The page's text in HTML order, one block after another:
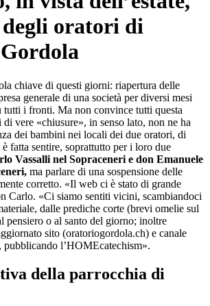
oratori di
chiave di questi giorni: riapertura delle
generale di una società per diversi mesi
tutti i fronti. Ma non convince tutti questa
vere «chiusure», in senso lato, non ne ha
dei bambini nei locali dei due oratori, di
fatta sentire, soprattutto per i loro due
Vassalli nel Sopraceneri e don Emanuele
ma parlare di una sospensione delle
corretto. «Il web ci è stato di grande
Carlo. «Ci siamo sentiti vicini, scambiandoci
dalle prediche corte (brevi omelie sul
pensiero o al santo del giorno; inoltre
sito (oratoriogordola.ch) e canale
pubblicando l’HOMEcatechism».
della parrocchia di